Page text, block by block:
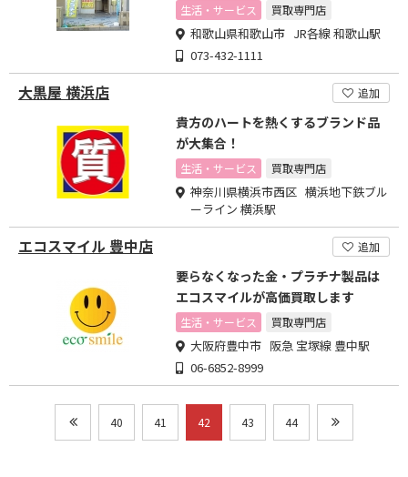
生活・サービス 買取専門店
和歌山県和歌山市 JR各線 和歌山駅
073-432-1111
大黒屋 横浜店 追加
貴方のハートを熱くするブランド品
が大集合！
生活・サービス 買取専門店
神奈川県横浜市西区 横浜地下鉄ブル
ーライン 横浜駅
エコスマイル 豊中店 追加
要らなくなった金・プラチナ製品は
エコスマイルが高価買取します
生活・サービス 買取専門店
大阪府豊中市 阪急 宝塚線 豊中駅
06-6852-8999
40 41 42 43 44